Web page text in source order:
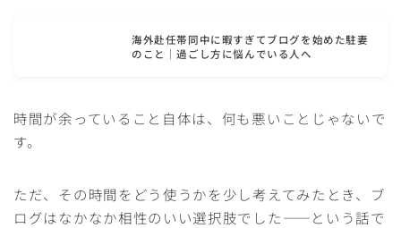
海外赴任帯同中に暇すぎてブログを始めた駐妻
のこと｜過ごし方に悩んでいる人へ
時間が余っていること自体は、何も悪いことじゃないで
す。
ただ、その時間をどう使うかを少し考えてみたとき、ブ
ログはなかなか相性のいい選択肢でした——という話で